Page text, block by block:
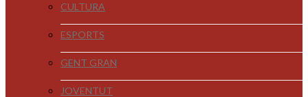
CULTURA
ESPORTS
GENT GRAN
JOVENTUT